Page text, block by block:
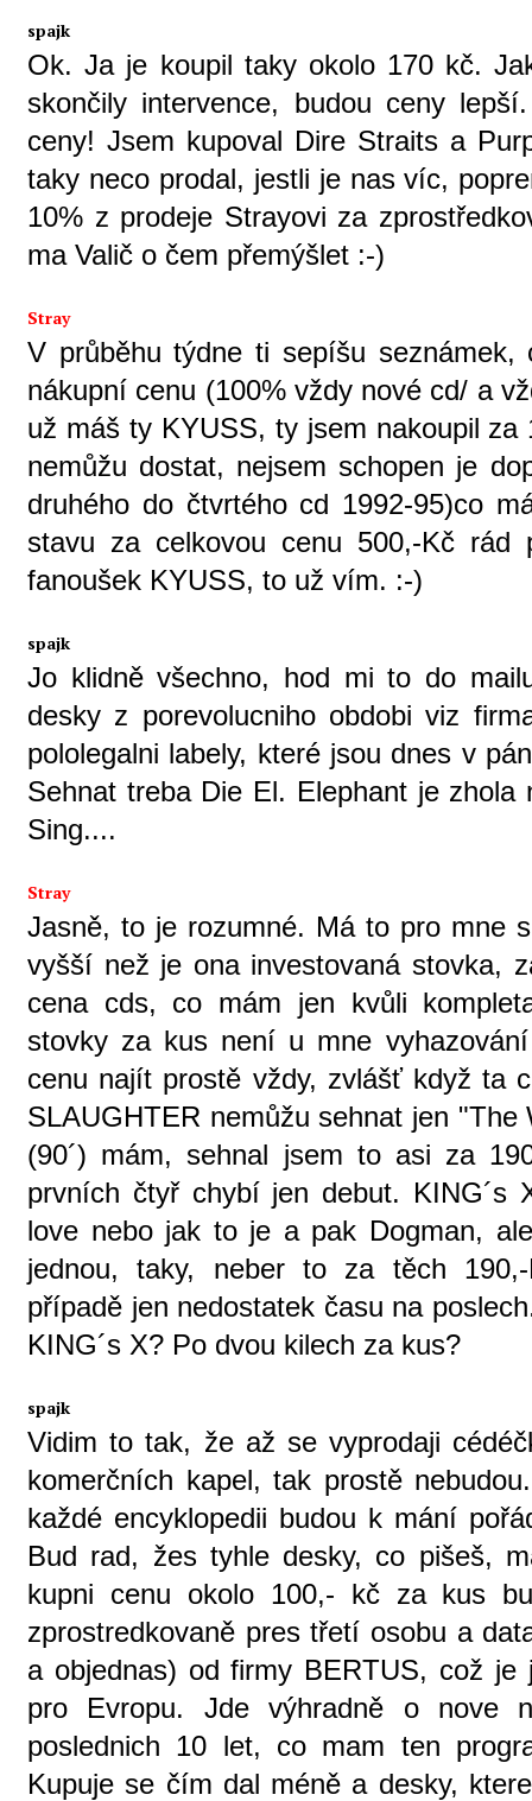
spajk
Ok. Ja je koupil taky okolo 170 kč.
skončily intervence, budou ceny
ceny! Jsem kupoval Dire Straits a
taky neco prodal, jestli je nas víc,
10% z prodeje Strayovi za
ma Valič o čem přemýšlet :-)
Stray
V průběhu týdne ti sepíšu seznámek,
nákupní cenu (100% vždy nové cd/ a
už máš ty KYUSS, ty jsem nakoupil
nemůžu dostat, nejsem schopen je
druhého do čtvrtého cd 1992-95)co
stavu za celkovou cenu 500,-Kč rád
fanoušek KYUSS, to už vím. :-)
spajk
Jo klidně všechno, hod mi to do
desky z porevolucniho obdobi viz
pololegalni labely, které jsou dnes v
Sehnat treba Die El. Elephant je zhola
Sing....
Stray
Jasně, to je rozumné. Má to pro mne
vyšší než je ona investovaná stovka,
cena cds, co mám jen kvůli
stovky za kus není u mne
cenu najít prostě vždy, zvlášť když ta
SLAUGHTER nemůžu sehnat jen
(90´) mám, sehnal jsem to asi za
prvních čtyř chybí jen debut. KING´s
love nebo jak to je a pak Dogman,
jednou, taky, neber to za těch
případě jen nedostatek času na
KING´s X? Po dvou kilech za kus?
spajk
Vidim to tak, že až se vyprodaji
komerčních kapel, tak prostě
každé encyklopedii budou k mání
Bud rad, žes tyhle desky, co pišeš,
kupni cenu okolo 100,- kč za kus
zprostredkovaně pres třetí osobu a
a objednas) od firmy BERTUS, což je
pro Evropu. Jde výhradně o nove
poslednich 10 let, co mam ten
Kupuje se čím dal méně a desky,